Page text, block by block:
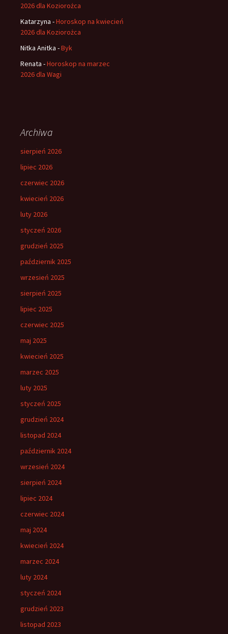
2026 dla Koziorożca
Katarzyna -Horoskop na kwiecień
2026 dla Koziorożca
Nitka Anitka -Byk
Renata -Horoskop na marzec
2026 dla Wagi
Archiwa
sierpień 2026
lipiec 2026
czerwiec 2026
kwiecień 2026
luty 2026
styczeń 2026
grudzień 2025
październik 2025
wrzesień 2025
sierpień 2025
lipiec 2025
czerwiec 2025
maj 2025
kwiecień 2025
marzec 2025
luty 2025
styczeń 2025
grudzień 2024
listopad 2024
październik 2024
wrzesień 2024
sierpień 2024
lipiec 2024
czerwiec 2024
maj 2024
kwiecień 2024
marzec 2024
luty 2024
styczeń 2024
grudzień 2023
listopad 2023